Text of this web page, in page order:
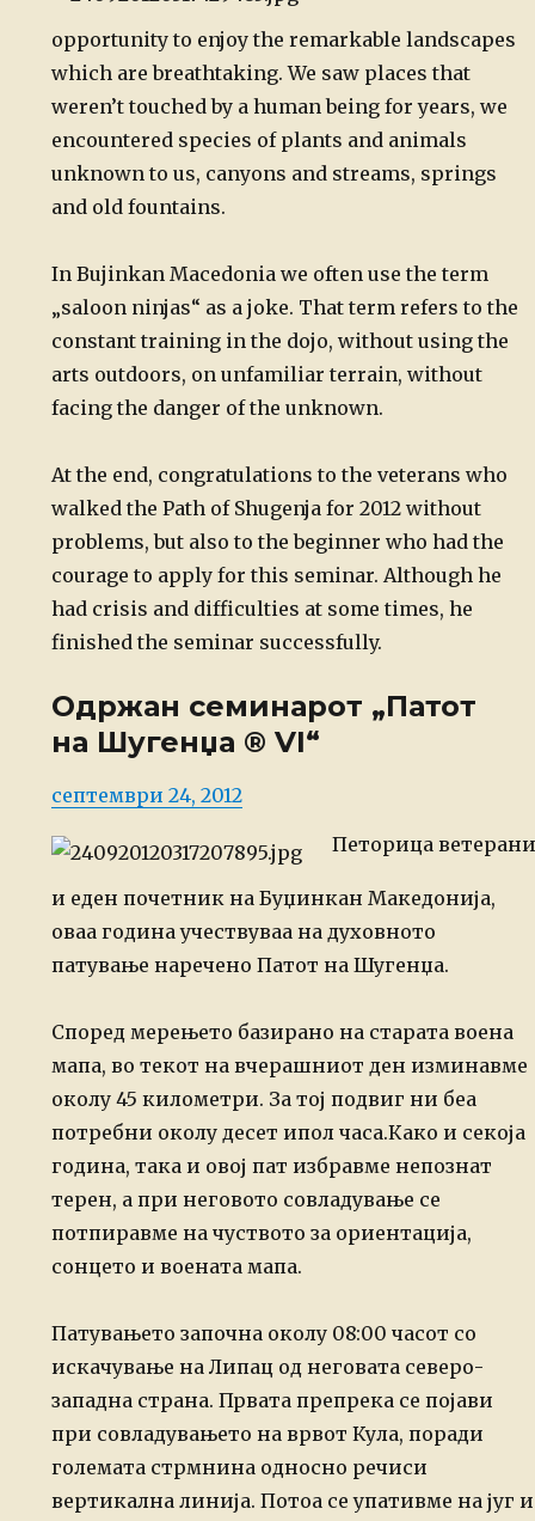
opportunity to enjoy the remarkable landscapes
which are breathtaking. We saw places that
weren’t touched by a human being for years, we
encountered species of plants and animals
unknown to us, canyons and streams, springs
and old fountains.
In Bujinkan Macedonia we often use the term
„saloon ninjas“ as a joke. That term refers to the
constant training in the dojo, without using the
arts outdoors, on unfamiliar terrain, without
facing the danger of the unknown.
At the end, congratulations to the veterans who
walked the Path of Shugenja for 2012 without
problems, but also to the beginner who had the
courage to apply for this seminar. Although he
had crisis and difficulties at some times, he
finished the seminar successfully.
Одржан семинарот „Патот
на Шугенџа ® VI“
Posted
септември 24, 2012
Петорица ветерани
и еден почетник на Буџинкан Македонија,
оваа година учествуваа на духовното
патување наречено Патот на Шугенџа.
Според мерењето базирано на старата воена
мапа, во текот на вчерашниот ден изминавме
околу 45 километри. За тој подвиг ни беа
потребни околу десет ипол часа.Како и секоја
година, така и овој пат избравме непознат
терен, а при неговото совладување се
потпиравме на чуството за ориентација,
сонцето и воената мапа.
Патувањето започна околу 08:00 часот со
искачување на Липац од неговата северо-
западна страна. Првата препрека се појави
при совладувањето на врвот Кула, поради
големата стрмнина односно речиси
вертикална линија. Потоа се упативме на југ и